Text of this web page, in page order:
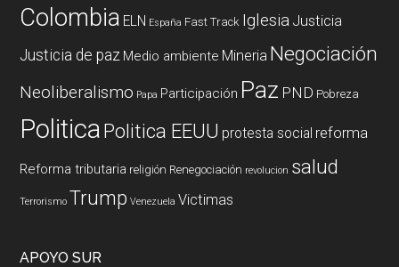
Colombia ELN España Fast Track Iglesia Justicia
Justicia de paz Medio ambiente Mineria Negociación
Neoliberalismo Papa Participación Paz PND Pobreza
PoliticaPolitica EEUU protesta social reforma
Reforma tributaria religión Renegociación revolucion salud
Terrorismo Trump Venezuela Victimas
APOYO SUR